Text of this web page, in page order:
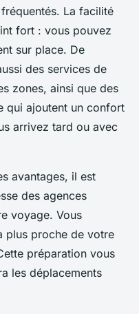
La facilité
fort : vous pouvez
sur place. De
des services de
zones, ainsi que des
qui ajoutent un confort
arrivez tard ou avec
avantages, il est
des agences
voyage. Vous
plus proche de votre
préparation vous
les déplacements